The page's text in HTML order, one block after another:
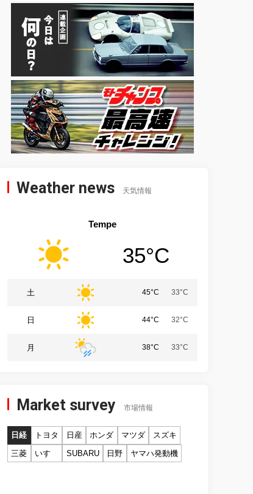
Weather news 天気情報
Tempe
35°C
土 45°C 33°C
日 44°C 32°C
月 38°C 33°C
Market survey 市場情報
日経 トヨタ 日産 ホンダ マツダ
スズキ
三菱
いすゞ SUBARU 日野 ヤマハ発動機